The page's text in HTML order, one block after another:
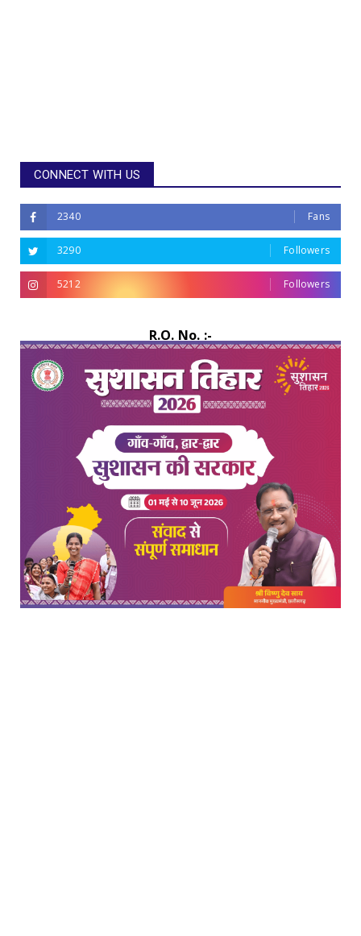
CONNECT WITH US
2340 Fans
3290 Followers
5212 Followers
R.O. No. :-